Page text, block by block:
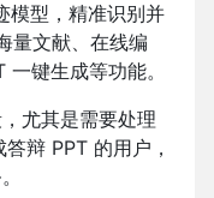
模型，精准识别并
量文献、在线编
键生成等功能。
尤其是需要处理
辩 PPT 的用户，